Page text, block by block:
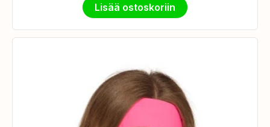
Lisää ostoskoriin